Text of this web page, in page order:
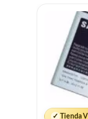
✓ Tienda